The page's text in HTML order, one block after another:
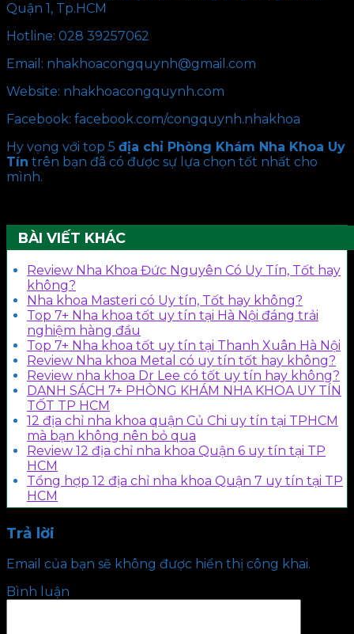
Quận 1, Tp.HCM
Hotline: 028 39257062
Email: nhakhoacongquynh@gmail.com
Website: nhakhoacongquynh.com
Facebook: facebook.com/congquynh.nhakhoa
Hy vọng với top 5 địa chỉ Phòng Khám Nha Khoa Uy
Tín trên bạn đã có được sự lựa chọn tốt nhất cho
mình.
BÀI VIẾT KHÁC
Review Nha Khoa Đức Nguyên Có Uy Tín, Tốt hay
không?
Nha khoa Masteri có Uy tín, Tốt hay không?
Top 7+ Nha khoa tốt uy tín tại Hà Nội đáng trải
nghiệm hàng đầu
Top 7+ Nha khoa tốt uy tín tại Thanh Xuân Hà Nội
Review Nha khoa Metal có uy tín tốt hay không?
Review nha khoa Dr Lee có tốt uy tín hay không?
DANH SÁCH 7+ PHÒNG KHÁM NHA KHOA UY TÍN
TỐT TP HCM
12 địa chỉ nha khoa quận Củ Chi uy tín tại TPHCM
mà bạn không nên bỏ qua
Review 12 địa chỉ nha khoa Quận 6 uy tín tại TP
HCM
Tổng hợp 12 địa chỉ nha khoa Quận 7 uy tín tại TP
HCM
Trả lời
Email của bạn sẽ không được hiển thị công khai.
Bình luận